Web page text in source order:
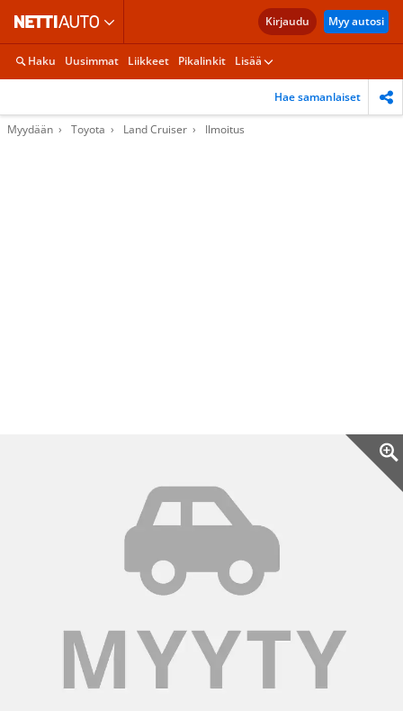
Kirjaudu Myy autosi
Haku Uusimmat Liikkeet Pikalinkit Lisää
Hae samanlaiset
Myydään Toyota Land Cruiser Ilmoitus